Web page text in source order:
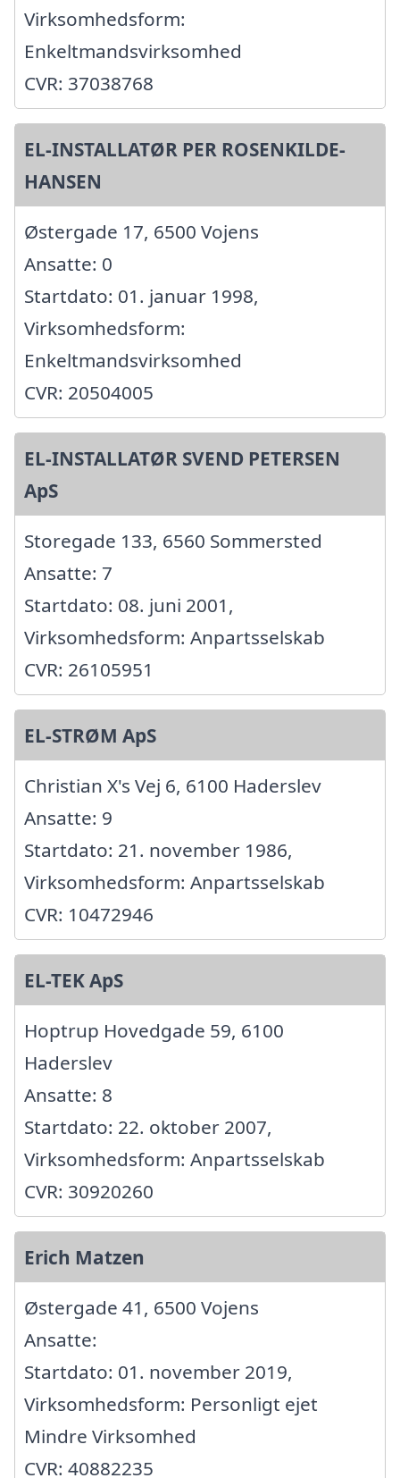
Virksomhedsform:
Enkeltmandsvirksomhed
CVR: 37038768
EL-INSTALLATØR PER ROSENKILDE-
HANSEN
Østergade 17, 6500 Vojens
Ansatte: 0
Startdato: 01. januar 1998,
Virksomhedsform:
Enkeltmandsvirksomhed
CVR: 20504005
EL-INSTALLATØR SVEND PETERSEN
ApS
Storegade 133, 6560 Sommersted
Ansatte: 7
Startdato: 08. juni 2001,
Virksomhedsform: Anpartsselskab
CVR: 26105951
EL-STRØM ApS
Christian X's Vej 6, 6100 Haderslev
Ansatte: 9
Startdato: 21. november 1986,
Virksomhedsform: Anpartsselskab
CVR: 10472946
EL-TEK ApS
Hoptrup Hovedgade 59, 6100
Haderslev
Ansatte: 8
Startdato: 22. oktober 2007,
Virksomhedsform: Anpartsselskab
CVR: 30920260
Erich Matzen
Østergade 41, 6500 Vojens
Ansatte:
Startdato: 01. november 2019,
Virksomhedsform: Personligt ejet
Mindre Virksomhed
CVR: 40882235